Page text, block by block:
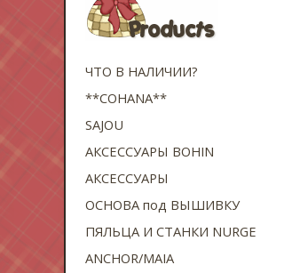
ЧТО В НАЛИЧИИ?
**COHANA**
SAJOU
АКСЕССУАРЫ BOHIN
АКСЕССУАРЫ
ОСНОВА под ВЫШИВКУ
ПЯЛЬЦА И СТАНКИ NURGE
ANCHOR/MAIA